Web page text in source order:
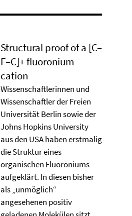
Structural proof of a [C–
F–C]+ ﬂuoronium
cation
Wissenschaftlerinnen und
Wissenschaftler der Freien
Universität Berlin sowie der
Johns Hopkins University
aus den USA haben erstmalig
die Struktur eines
organischen Fluoroniums
aufgeklärt. In diesen bisher
als „unmöglich“
angesehenen positiv